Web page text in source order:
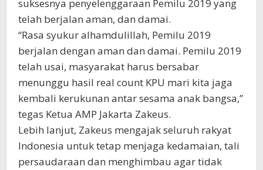
suksesnya penyelenggaraan Pemilu 2019 yang
telah berjalan aman, dan damai.
“Rasa syukur alhamdulillah, Pemilu 2019
berjalan dengan aman dan damai. Pemilu 2019
telah usai, masyarakat harus bersabar
menunggu hasil real count KPU mari kita jaga
kembali kerukunan antar sesama anak bangsa,”
tegas Ketua AMP Jakarta Zakeus.
Lebih lanjut, Zakeus mengajak seluruh rakyat
Indonesia untuk tetap menjaga kedamaian, tali
persaudaraan dan menghimbau agar tidak